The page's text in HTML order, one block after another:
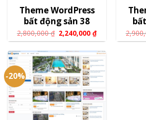
Theme WordPress
bất động sản 38
2,800,000₫ 2,240,000₫
-20%